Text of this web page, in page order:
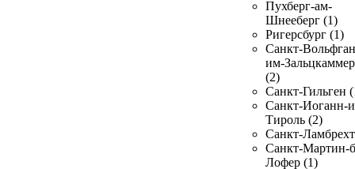
Пухберг-ам-
Шнееберг (1)
Ригерсбург (1)
Санкт-
им-
(2)
Санкт-Гильген
Санкт-Иоганн-
Тироль (2)
Санкт-
Санкт-Мартин-
Лофер (1)